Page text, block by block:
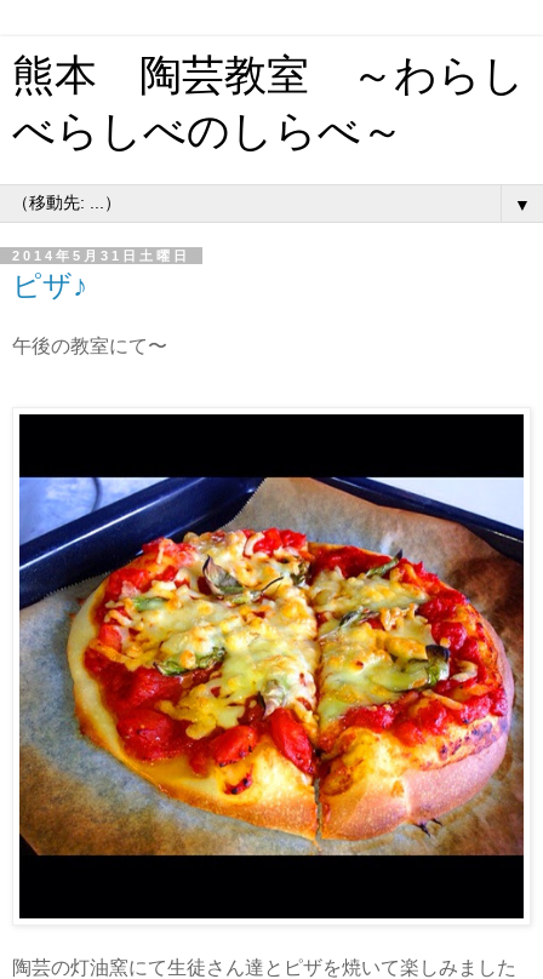
熊本 陶芸教室 ～わらし
べらしべのしらべ～
▼
2014年5月31日土曜日
ピザ♪
午後の教室にて〜
陶芸の灯油窯にて生徒さん達とピザを焼いて楽しみました